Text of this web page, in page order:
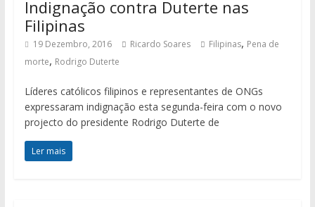
Indignação contra Duterte nas
Filipinas
19 Dezembro, 2016 Ricardo Soares Filipinas, Pena de
morte, Rodrigo Duterte
Líderes católicos filipinos e representantes de ONGs
expressaram indignação esta segunda-feira com o novo
projecto do presidente Rodrigo Duterte de
Ler mais